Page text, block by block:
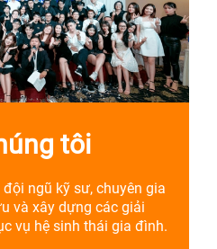
tôi
ngũ kỹ sư, chuyên gia
và xây dựng các giải
vụ hệ sinh thái gia đình.